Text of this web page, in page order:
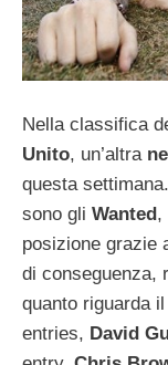
Nella classifica
Unito, un’altra
questa
sono gli Wanted,
posizione grazie
di conseguenza,
quanto riguarda
entries, David